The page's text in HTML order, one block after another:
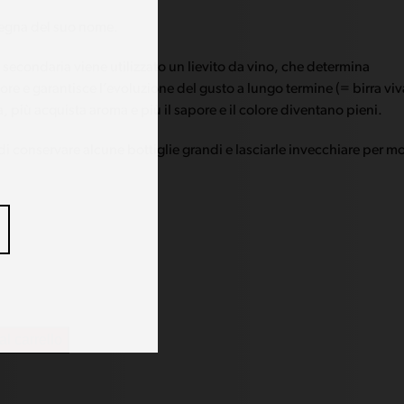
del suo nome.
secondaria viene utilizzato un lievito da vino, che determina
e garantisce l’evoluzione del gusto a lungo termine (= birra
più acquista aroma e più il sapore e il colore diventano pieni.
conservare alcune bottiglie grandi e lasciarle invecchiare per